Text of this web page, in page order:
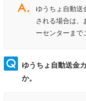
ゆうちょ自動送
される場合は、
ーセンターまで
ゆうちょ自動送金
か。